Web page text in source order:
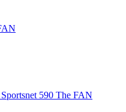
590 The FAN